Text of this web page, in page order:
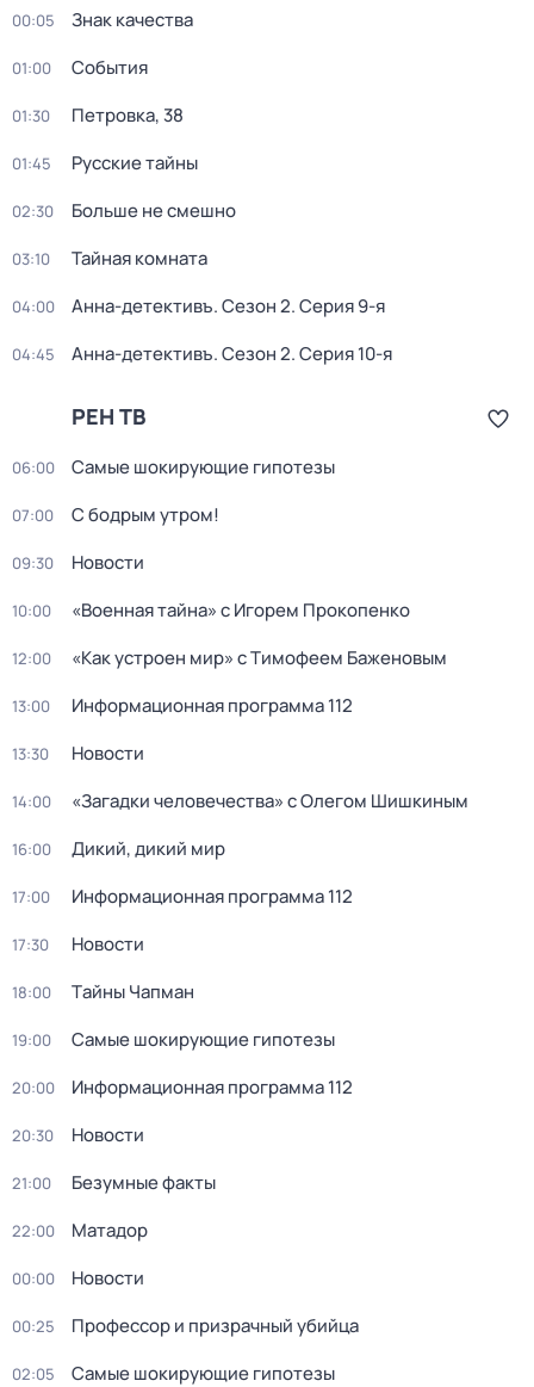
00:05 Знак качества
01:00 События
01:30 Петровка, 38
01:45 Русские тайны
02:30 Больше не смешно
03:10 Тайная комната
04:00 Анна-детективъ. Сезон 2. Серия 9-я
04:45 Анна-детективъ. Сезон 2. Серия 10-я
РЕН ТВ
06:00 Самые шoкиpующие гипотезы
07:00 С бодрым утром!
09:30 Новости
10:00 «Военная тайна» с Игорем Прокопенко
12:00 «Как устроен мир» с Тимофеем Баженовым
13:00 Информационная программа 112
13:30 Новости
14:00 «Загадки человечества» с Олегом Шишкиным
16:00 Дикий, дикий мир
17:00 Информационная программа 112
17:30 Новости
18:00 Тaйны Чапман
19:00 Самые шoкиpующие гипотезы
20:00 Информационная программа 112
20:30 Новости
21:00 Безумные факты
22:00 Матадор
00:00 Новости
00:25 Профессор и призрачный убийца
02:05 Самые шoкиpующие гипотезы